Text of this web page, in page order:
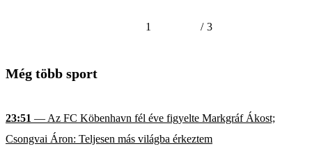
1 / 3
Még több sport
23:51 — Az FC Köbenhavn fél éve figyelte Markgráf Ákost;
Csongvai Áron: Teljesen más világba érkeztem